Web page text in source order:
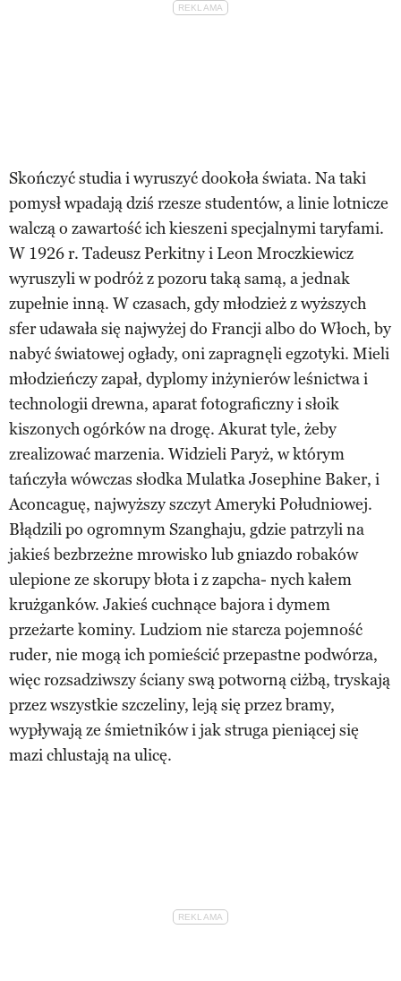
Skończyć studia i wyruszyć dookoła świata. Na taki
pomysł wpadają dziś rzesze studentów, a linie lotnicze
walczą o zawartość ich kieszeni specjalnymi taryfami.
W 1926 r. Tadeusz Perkitny i Leon Mroczkiewicz
wyruszyli w podróż z pozoru taką samą, a jednak
zupełnie inną. W czasach, gdy młodzież z wyższych
sfer udawała się najwyżej do Francji albo do Włoch, by
nabyć światowej ogłady, oni zapragnęli egzotyki. Mieli
młodzieńczy zapał, dyplomy inżynierów leśnictwa i
technologii drewna, aparat fotograficzny i słoik
kiszonych ogórków na drogę. Akurat tyle, żeby
zrealizować marzenia. Widzieli Paryż, w którym
tańczyła wówczas słodka Mulatka Josephine Baker, i
Aconcaguę, najwyższy szczyt Ameryki Południowej.
Błądzili po ogromnym Szanghaju, gdzie patrzyli na
jakieś bezbrzeżne mrowisko lub gniazdo robaków
ulepione ze skorupy błota i z zapcha- nych kałem
krużganków. Jakieś cuchnące bajora i dymem
przeżarte kominy. Ludziom nie starcza pojemność
ruder, nie mogą ich pomieścić przepastne podwórza,
więc rozsadziwszy ściany swą potworną ciżbą, tryskają
przez wszystkie szczeliny, leją się przez bramy,
wypływają ze śmietników i jak struga pieniącej się
mazi chlustają na ulicę.